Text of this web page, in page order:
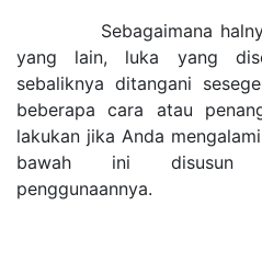
Sebagaimana halnya
yang lain, luka yang
sebaliknya ditangani
beberapa cara atau
lakukan jika Anda
bawah ini disusun
penggunaannya.